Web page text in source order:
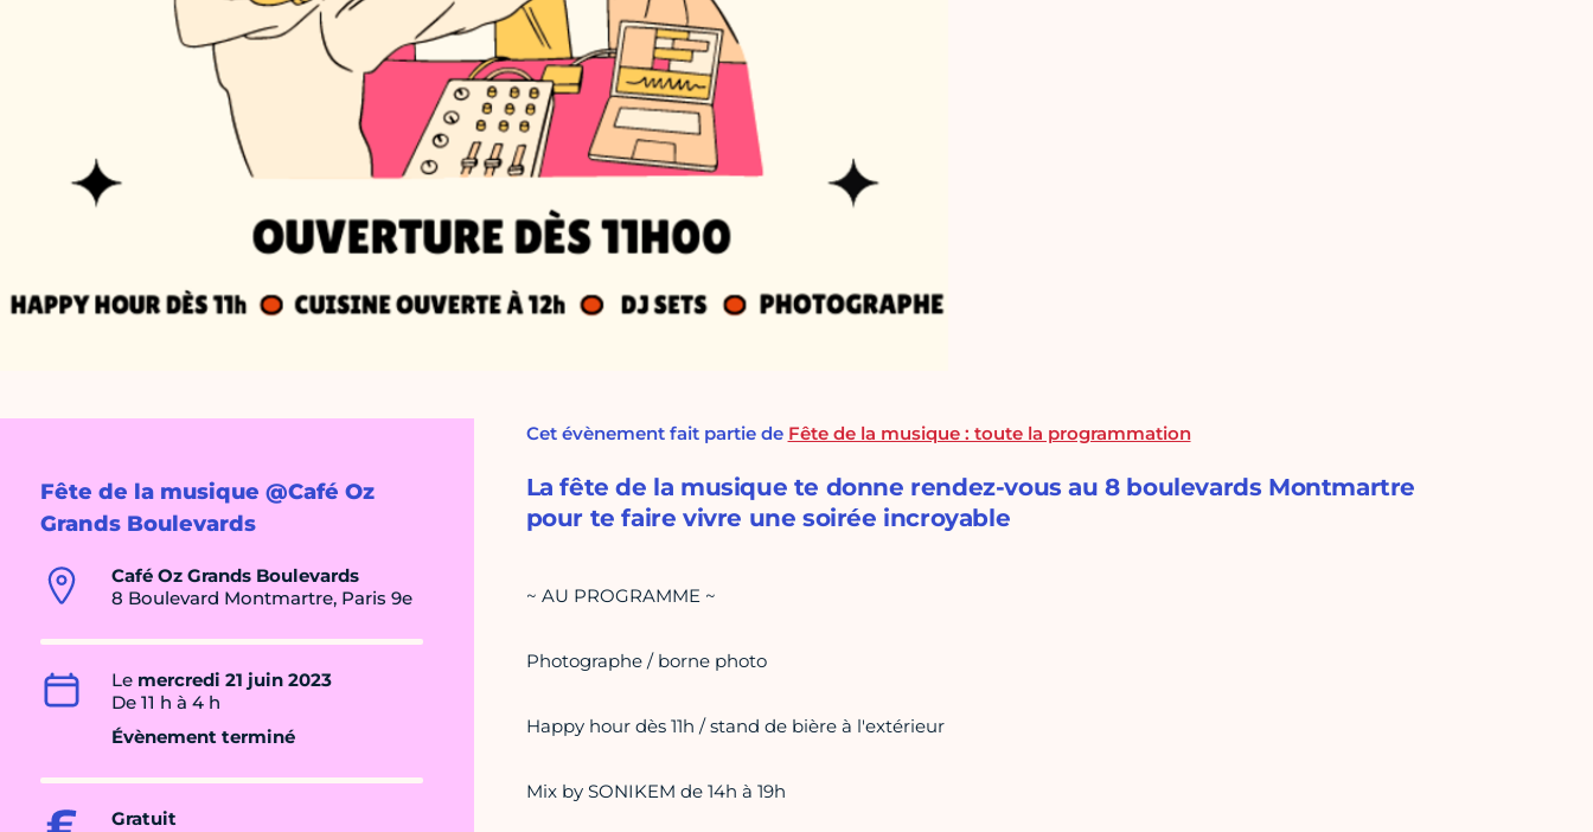
Fête de la musique @Café Oz
Grands Boulevards
Café Oz Grands Boulevards
8 Boulevard Montmartre, Paris 9e
Le mercredi 21 juin 2023
De 11 h à 4 h
Évènement terminé
Gratuit
Cet évènement fait partie de Fête de la musique : toute la programmation
La fête de la musique te donne rendez-vous au 8 boulevards Montmartre
pour te faire vivre une soirée incroyable
~ AU PROGRAMME ~
Photographe / borne photo
Happy hour dès 11h / stand de bière à l'extérieur
Mix by SONIKEM de 14h à 19h